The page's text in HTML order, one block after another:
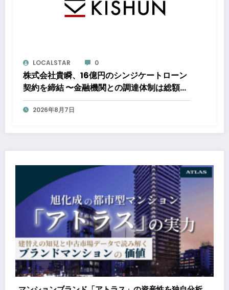
LOCALSTAR 0
株式会社貴瞬、16億円のシンジケートローン
契約を締結 〜金融機関との調達体制は総額約
80億円規模へ。DX・海外展開をはじめとし
た成長投資を加速～
2026年8月7日